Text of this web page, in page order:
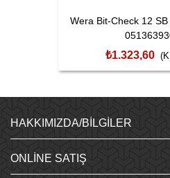
Wera Bit-Check 12
₺1.323,60
HAKKIMIZDA/BILGILER
ONLINE SATIŞ